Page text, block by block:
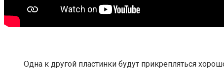
Одна к другой пластинки будут прикрепляться